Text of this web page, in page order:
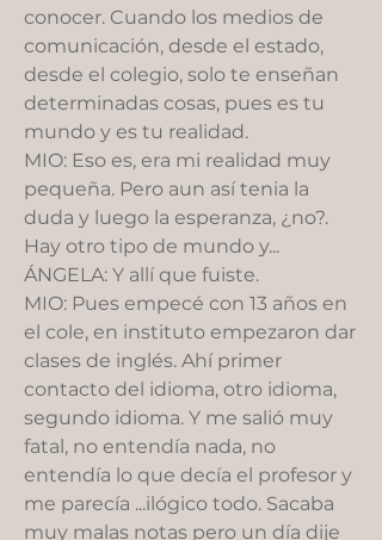
conocer. Cuando los medios de
comunicación, desde el estado,
desde el colegio, solo te enseñan
determinadas cosas, pues es tu
mundo y es tu realidad.
MIO: Eso es, era mi realidad muy
pequeña. Pero aun así tenia la
duda y luego la esperanza, ¿no?.
Hay otro tipo de mundo y...
ÁNGELA: Y allí que fuiste.
MIO: Pues empecé con 13 años en
el cole, en instituto empezaron dar
clases de inglés. Ahí primer
contacto del idioma, otro idioma,
segundo idioma. Y me salió muy
fatal, no entendía nada, no
entendía lo que decía el profesor y
me parecía ...ilógico todo. Sacaba
muy malas notas pero un día dije